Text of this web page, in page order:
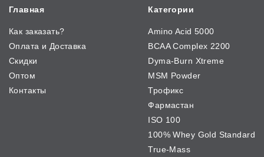
Главная
Как заказать?
Оплата и Доставка
Скидки
Оптом
Контакты
Категории
Amino Acid 5000
BCAA Complex 2200
Dyma-Burn Xtreme
MSM Powder
Трофикс
Фармастан
ISO 100
100% Whey Gold Standard
True-Mass